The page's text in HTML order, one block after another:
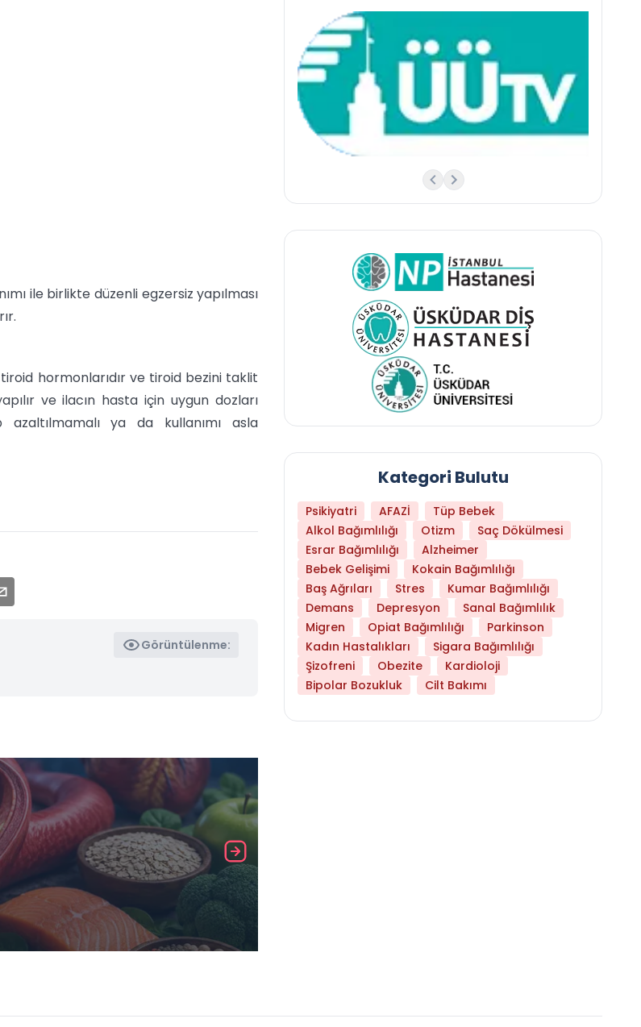
ile birlikte düzenli egzersiz yapılması
hormonlarıdır ve tiroid bezini taklit
ve ilacın hasta için uygun dozları
ya da kullanımı asla
Görüntülenme:
Kategori Bulutu
Psikiyatri AFAZİ
Tüp Bebek
Alkol Bağımlılığı
Otizm
Saç Dökülmesi
Esrar Bağımlılığı
Alzheimer
Bebek Gelişimi
Kokain Bağımlılığı
Baş Ağrıları
Stres
Kumar Bağımlılığı
Demans
Depresyon
Sanal Bağımlılık
Migren
Opiat Bağımlılığı
Parkinson
Kadın Hastalıkları
Sigara Bağımlılığı
Şizofreni
Obezite
Kardioloji
Bipolar Bozukluk
Cilt Bakımı